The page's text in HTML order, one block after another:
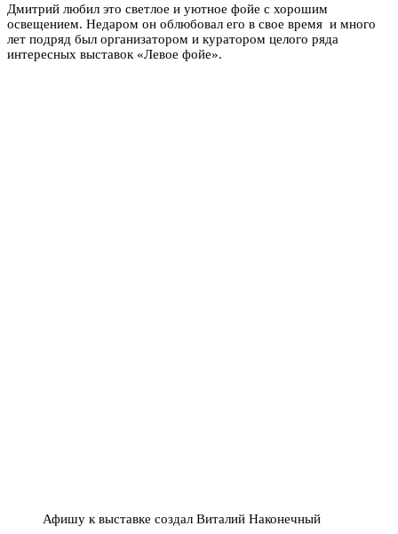
Дмитрий любил это светлое и уютное фойе с хорошим
освещением. Недаром он облюбовал его в свое время и много
лет подряд был организатором и куратором целого ряда
интересных выставок «Левое фойе».
Афишу к выставке создал Виталий Наконечный